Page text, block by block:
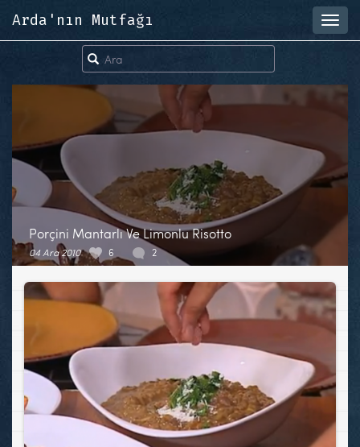
Arda'nın Mutfağı
Porçini Mantarlı Ve Limonlu Risotto
04 Ara 2010 6 2